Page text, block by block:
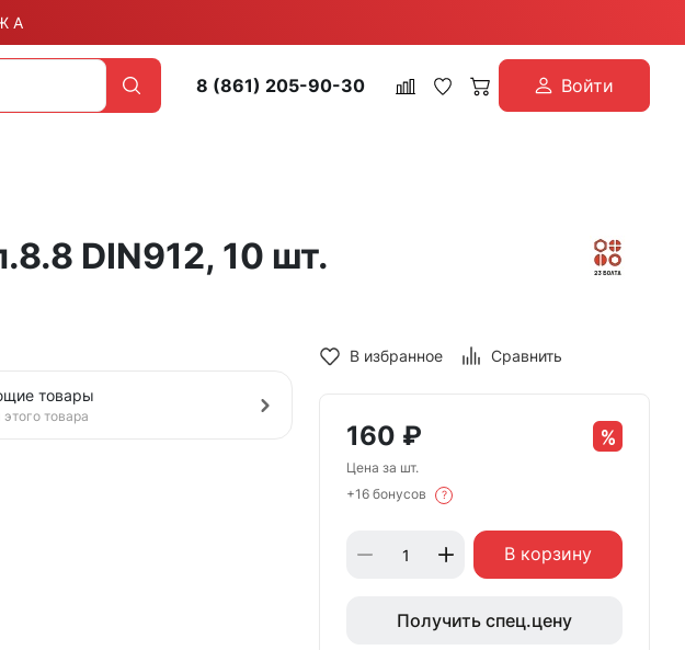
А
8 (861) 205-90-30 Войти
DIN912, 10 шт.
товары
товара
В избранное Сравнить
160 ₽
Цена за шт.
+16 бонусов
?
В корзину
Получить спец.цену